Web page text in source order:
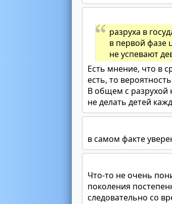
разруха в
в первой фазе
не успевают
Есть мнение, что в
есть, то
В общем с разрухой
не делать детей
в самом факте
Что-то не очень
поколения
следовательно со